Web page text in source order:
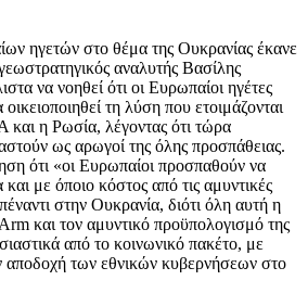
ηγετών στο θέμα της Ουκρανίας έκανε
αναλυτής Βασίλης
να νοηθεί ότι οι Ευρωπαίοι ηγέτες
τη λύση που ετοιμάζονται
και η Ρωσία, λέγοντας ότι τώρα
ως αρωγοί της όλης προσπάθειας.
ότι «οι Ευρωπαίοι προσπαθούν να
με όποιο κόστος από τις αμυντικές
στην Ουκρανία, διότι όλη αυτή η
και τον αμυντικό προϋπολογισμό της
από το κοινωνικό πακέτο, με
αποδοχή των εθνικών κυβερνήσεων στο